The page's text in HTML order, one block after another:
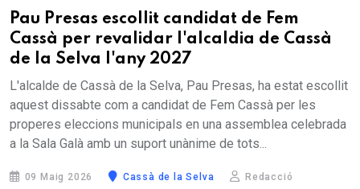
Pau Presas escollit candidat de Fem
Cassà per revalidar l'alcaldia de Cassà
de la Selva l'any 2027
L'alcalde de Cassà de la Selva, Pau Presas, ha estat escollit
aquest dissabte com a candidat de Fem Cassà per les
properes eleccions municipals en una assemblea celebrada
a la Sala Galà amb un suport unànime de tots...
09 Maig 2026 Cassà de la Selva Redacció